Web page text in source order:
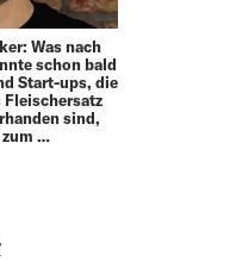
Was nach
schon bald
Start-ups, die
Fleischersatz
sind,
zum …